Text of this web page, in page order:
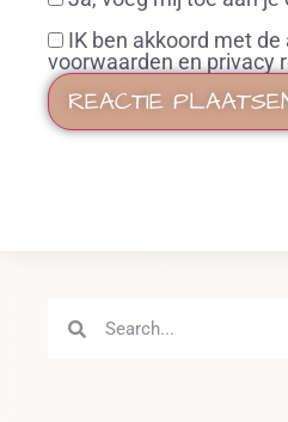
IK ben akkoord met de
voorwaarden en privacy